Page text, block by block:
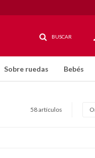
Sobre ruedas Bebés
58 artículos